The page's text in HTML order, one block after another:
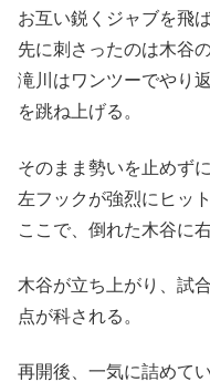
お互い鋭くジャブを飛
先に刺さったのは木谷の
滝川はワンツーでやり
を跳ね上げる。
そのまま勢いを止めず
左フックが強烈にヒッ
ここで、倒れた木谷に
木谷が立ち上がり、試
点が科される。
再開後、一気に詰めて